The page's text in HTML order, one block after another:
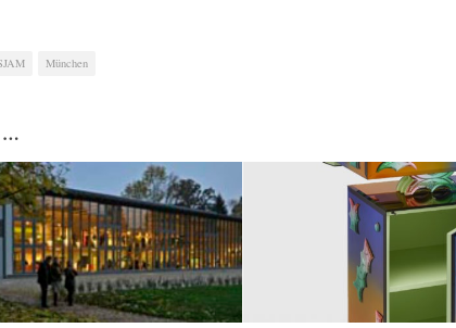
München
…